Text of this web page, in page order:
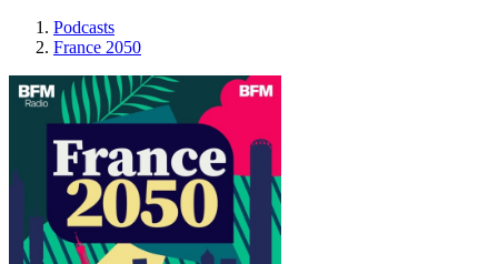
Podcasts
France 2050